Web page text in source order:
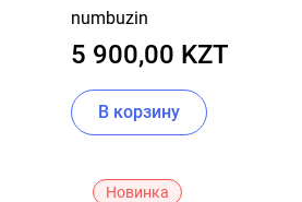
витамином C numbuzin No.5
numbuzin
5 900,00 KZT
В корзину
Новинка